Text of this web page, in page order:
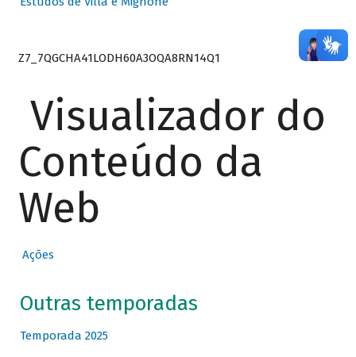
Z7_7QGCHA41LODH60A3OQA8RN14Q1
Visualizador do
Conteúdo da
Web
Ações
Outras temporadas
Temporada 2025